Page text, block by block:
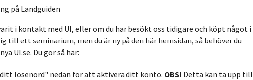
på Landguiden
i kontakt med UI, eller om du har besökt oss tidigare och köpt något i
till ett seminarium, men du är ny på den här hemsidan, så behöver du
UI.se. Du gör så här:
lösenord" nedan för att aktivera ditt konto. OBS! Detta kan ta upp till